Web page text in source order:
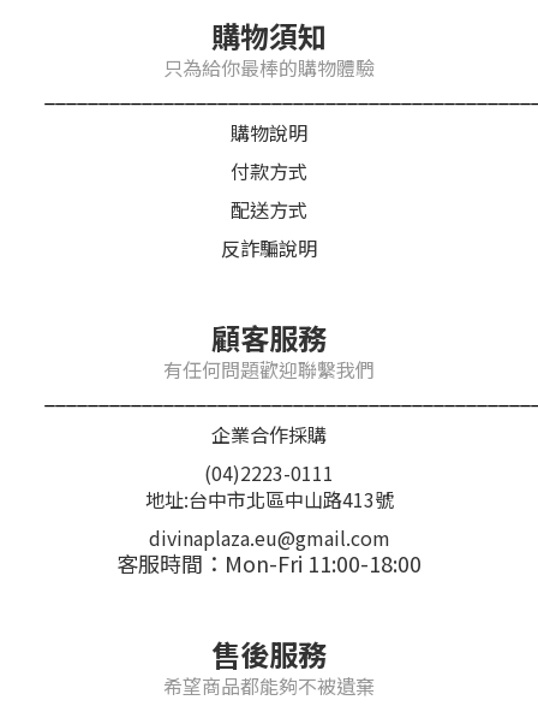
購物須知
只為給你最棒的購物體驗
購物說明
付款方式
配送方式
反詐騙說明
顧客服務
有任何問題歡迎聯繫我們
企業合作採購
(04)2223-0111
地址:台中市北區中山路413號
divinaplaza.eu@gmail.com
客服時間：Mon-Fri 11:00-18:00
售後服務
希望商品都能夠不被遺棄